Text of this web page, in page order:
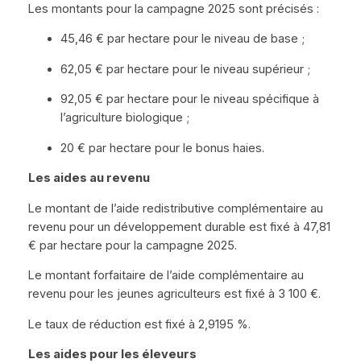
Les montants pour la campagne 2025 sont précisés :
45,46 € par hectare pour le niveau de base ;
62,05 € par hectare pour le niveau supérieur ;
92,05 € par hectare pour le niveau spécifique à
l’agriculture biologique ;
20 € par hectare pour le bonus haies.
Les aides au revenu
Le montant de l’aide redistributive complémentaire au
revenu pour un développement durable est fixé à 47,81
€ par hectare pour la campagne 2025.
Le montant forfaitaire de l’aide complémentaire au
revenu pour les jeunes agriculteurs est fixé à 3 100 €.
Le taux de réduction est fixé à 2,9195 %.
Les aides pour les éleveurs